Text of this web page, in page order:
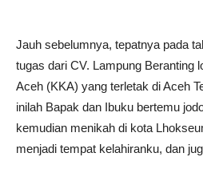
Jauh sebelumnya, tepatnya pada
tugas dari CV. Lampung Beranting
Aceh (KKA) yang terletak di Aceh
inilah Bapak dan Ibuku bertemu
kemudian menikah di kota
menjadi tempat kelahiranku, dan